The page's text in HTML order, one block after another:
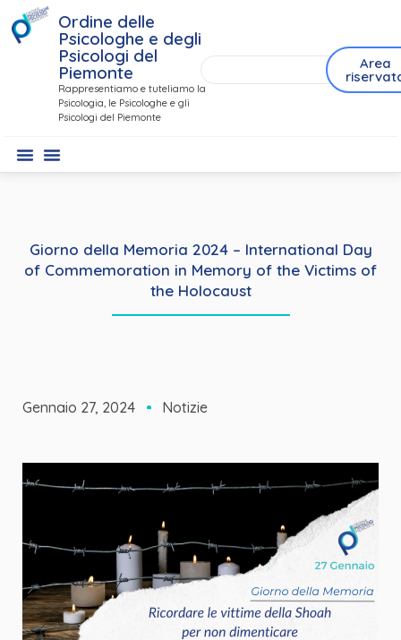
Ordine delle
Psicologhe e degli
Psicologi del
Piemonte
Rappresentiamo e tuteliamo la
Psicologia, le Psicologhe e gli
Psicologi del Piemonte
Area
Giorno della Memoria 2024 – International Day
of Commemoration in Memory of the Victims of
the Holocaust
Gennaio 27, 2024 Notizie